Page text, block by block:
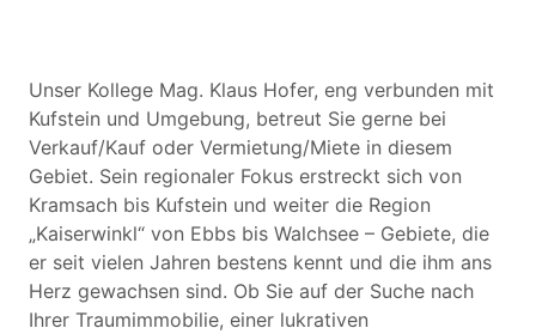
Unser Kollege Mag. Klaus Hofer, eng verbunden mit
Kufstein und Umgebung, betreut Sie gerne bei
Verkauf/Kauf oder Vermietung/Miete in diesem
Gebiet. Sein regionaler Fokus erstreckt sich von
Kramsach bis Kufstein und weiter die Region
„Kaiserwinkl“ von Ebbs bis Walchsee – Gebiete, die
er seit vielen Jahren bestens kennt und die ihm ans
Herz gewachsen sind. Ob Sie auf der Suche nach
Ihrer Traumimmobilie, einer lukrativen